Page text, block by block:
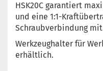
HSK20C garantiert
und eine 1:1-
Schraubverbindung
Werkzeughalter für
erhältlich.